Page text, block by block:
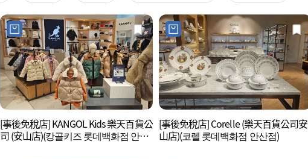
[事後免稅店] KANGOL Kids 樂天百貨公
司 (安山店)(캉골키즈 롯데백화점 안산
[事後免稅店] Corelle (樂天百貨公司安
山店)(코렐 롯데백화점 안산점)